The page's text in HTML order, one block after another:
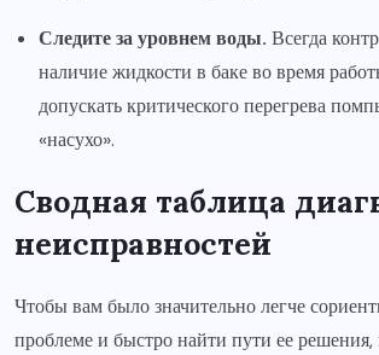
Следите за уровнем воды. Всегда
наличие жидкости в баке во время
допускать критического перегрева
«насухо».
Сводная таблица
неисправностей
Чтобы вам было значительно легче
проблеме и быстро найти пути ее